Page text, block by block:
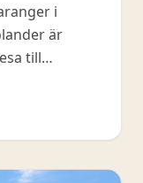
i
är
till